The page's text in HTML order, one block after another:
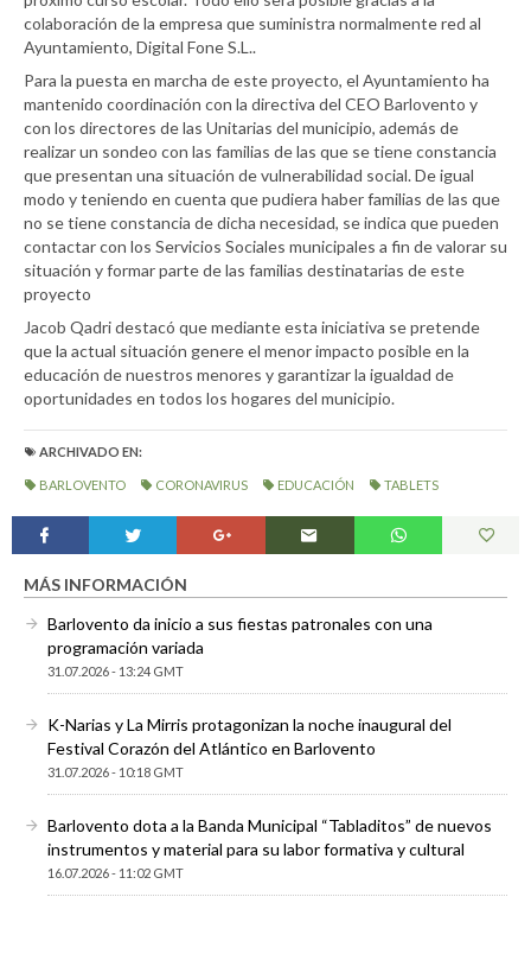
colaboración de la empresa que suministra normalmente red al
Ayuntamiento, Digital Fone S.L..
Para la puesta en marcha de este proyecto, el Ayuntamiento ha
mantenido coordinación con la directiva del CEO Barlovento y
con los directores de las Unitarias del municipio, además de
realizar un sondeo con las familias de las que se tiene constancia
que presentan una situación de vulnerabilidad social. De igual
modo y teniendo en cuenta que pudiera haber familias de las que
no se tiene constancia de dicha necesidad, se indica que pueden
contactar con los Servicios Sociales municipales a fin de valorar su
situación y formar parte de las familias destinatarias de este
proyecto
Jacob Qadri destacó que mediante esta iniciativa se pretende
que la actual situación genere el menor impacto posible en la
educación de nuestros menores y garantizar la igualdad de
oportunidades en todos los hogares del municipio.
ARCHIVADO EN:
BARLOVENTO CORONAVIRUS EDUCACIÓN TABLETS
MÁS INFORMACIÓN
Barlovento da inicio a sus fiestas patronales con una
programación variada
31.07.2026 - 13:24 GMT
K-Narias y La Mirris protagonizan la noche inaugural del
Festival Corazón del Atlántico en Barlovento
31.07.2026 - 10:18 GMT
Barlovento dota a la Banda Municipal “Tabladitos” de nuevos
instrumentos y material para su labor formativa y cultural
16.07.2026 - 11:02 GMT